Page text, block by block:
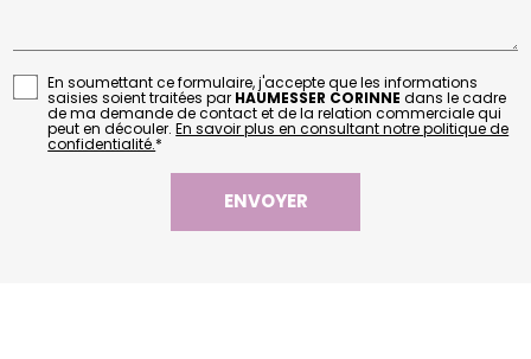
En soumettant ce formulaire, j'accepte que les informations
saisies soient traitées par HAUMESSER CORINNE dans le cadre
de ma demande de contact et de la relation commerciale qui
peut en découler.En savoir plus en consultant notre politique de
confidentialité.*